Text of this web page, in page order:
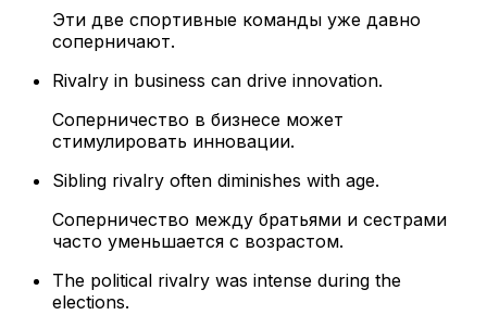
Эти две спортивные команды уже давно
соперничают.
Rivalry in business can drive innovation.
Соперничество в бизнесе может
стимулировать инновации.
Sibling rivalry often diminishes with age.
Соперничество между братьями и сестрами
часто уменьшается с возрастом.
The political rivalry was intense during the
elections.